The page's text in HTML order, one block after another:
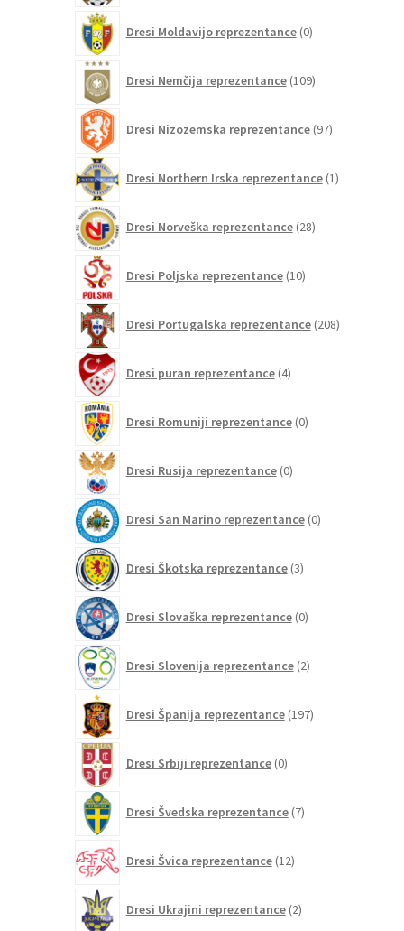
Dresi Moldavijo reprezentance 0izdelkov
Dresi Nemčija reprezentance 109izdelkov
Dresi Nizozemska reprezentance 97izdelkov
Dresi Northern Irska reprezentance 1izdelek
Dresi Norveška reprezentance 28izdelkov
Dresi Poljska reprezentance 10izdelkov
Dresi Portugalska reprezentance 208izdelkov
Dresi puran reprezentance 4izdelki
Dresi Romuniji reprezentance 0izdelkov
Dresi Rusija reprezentance 0izdelkov
Dresi San Marino reprezentance 0izdelkov
Dresi Škotska reprezentance 3izdelki
Dresi Slovaška reprezentance 0izdelkov
Dresi Slovenija reprezentance 2izdelka
Dresi Španija reprezentance 197izdelkov
Dresi Srbiji reprezentance 0izdelkov
Dresi Švedska reprezentance 7izdelkov
Dresi Švica reprezentance 12izdelkov
Dresi Ukrajini reprezentance 2izdelka